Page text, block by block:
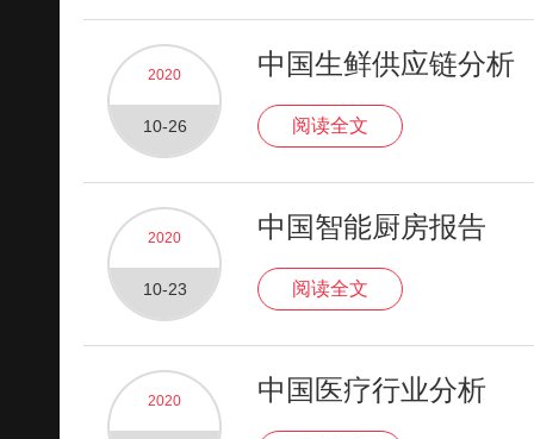
2020
10-26
中国生鲜供应链分析
阅读全文
2020
10-23
中国智能厨房报告
阅读全文
2020 中国医疗行业分析